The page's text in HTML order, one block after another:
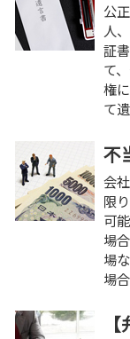
公
人
証
て
権
て
不
会
限
可
場
場
場